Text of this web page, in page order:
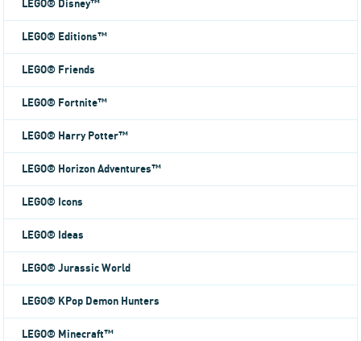
LEGO® Disney™
LEGO® Editions™
LEGO® Friends
LEGO® Fortnite™
LEGO® Harry Potter™
LEGO® Horizon Adventures™
LEGO® Icons
LEGO® Ideas
LEGO® Jurassic World
LEGO® KPop Demon Hunters
LEGO® Minecraft™